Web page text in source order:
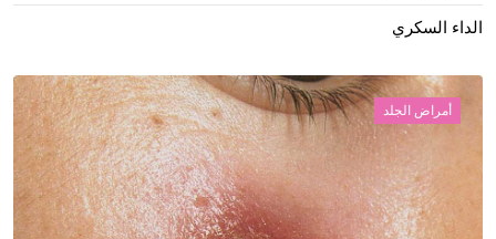
الداء السكري
أمراض الجلد